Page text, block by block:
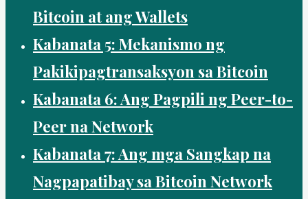
Bitcoin at ang Wallets
Kabanata 5: Mekanismo ng
Pakikipagtransaksyon sa Bitcoin
Kabanata 6: Ang Pagpili ng Peer-to-
Peer na Network
Kabanata 7: Ang mga Sangkap na
Nagpapatibay sa Bitcoin Network